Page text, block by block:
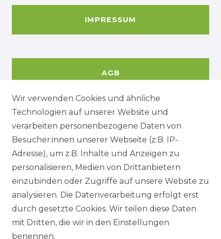
IMPRESSUM
AGB
DATENSCHUTZERKÄRUNG
WIDERRUFSRECHT
KONTAKT
Wir verwenden Cookies und ähnliche
Technologien auf unserer Website und
verarbeiten personenbezogene Daten von
Besucher:innen unserer Webseite (z.B. IP-
Adresse), um z.B. Inhalte und Anzeigen zu
personalisieren, Medien von Drittanbietern
einzubinden oder Zugriffe auf unsere Website zu
analysieren. Die Datenverarbeitung erfolgt erst
durch gesetzte Cookies. Wir teilen diese Daten
mit Dritten, die wir in den Einstellungen
benennen.